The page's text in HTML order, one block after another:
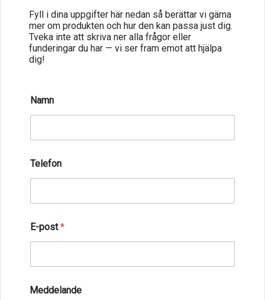
Fyll i dina uppgifter här nedan så berättar vi gärna
mer om produkten och hur den kan passa just dig.
Tveka inte att skriva ner alla frågor eller
funderingar du har — vi ser fram emot att hjälpa
dig!
Namn
Telefon
E-post*
Meddelande